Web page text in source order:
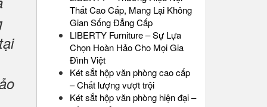
Thất Cao Cấp, Mang Lại Không
Gian Sống Đẳng Cấp
LIBERTY Furniture – Sự Lựa
Chọn Hoàn Hảo Cho Mọi Gia
Đình Việt
Két sắt hộp văn phòng cao cấp
– Chất lượng vượt trội
Két sắt hộp văn phòng hiện đại –